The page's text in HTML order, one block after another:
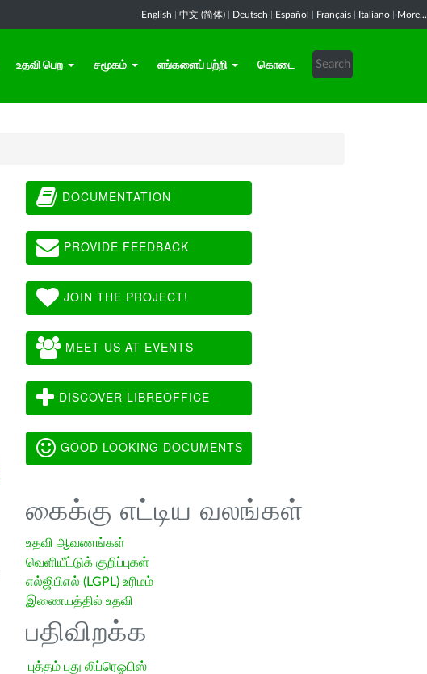
English 中文 (简体) Deutsch Español Français Italiano More...
உதவி பெற சமூகம் எங்களைப் பற்றி கொடை
DOCUMENTATION
PROVIDE FEEDBACK
JOIN THE PROJECT!
MEET US AT EVENTS
DISCOVER LIBREOFFICE
GOOD LOOKING DOCUMENTS
கைக்கு எட்டிய வலங்கள்
உதவி ஆவணங்கள்
வெளியீட்டுக் குறிப்புகள்
எல்ஜிபிஎல் (LGPL) உரிமம்
இணையத்தில் உதவி
பதிவிறக்க
புத்தம் புது லிப்ரெஓபிஸ்